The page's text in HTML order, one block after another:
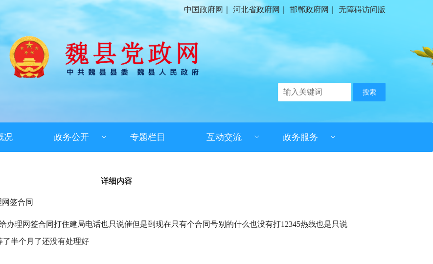
中国政府网 河北省政府网 邯郸政府网 无障碍访问版
搜索
况 政务公开 专题栏目 互动交流 政务服务
详细内容
签合同
办理网签合同打住建局电话也只说催但是到现在只有个合同号别的什么也没有打12345热线也是只说
了半个月了还没有处理好